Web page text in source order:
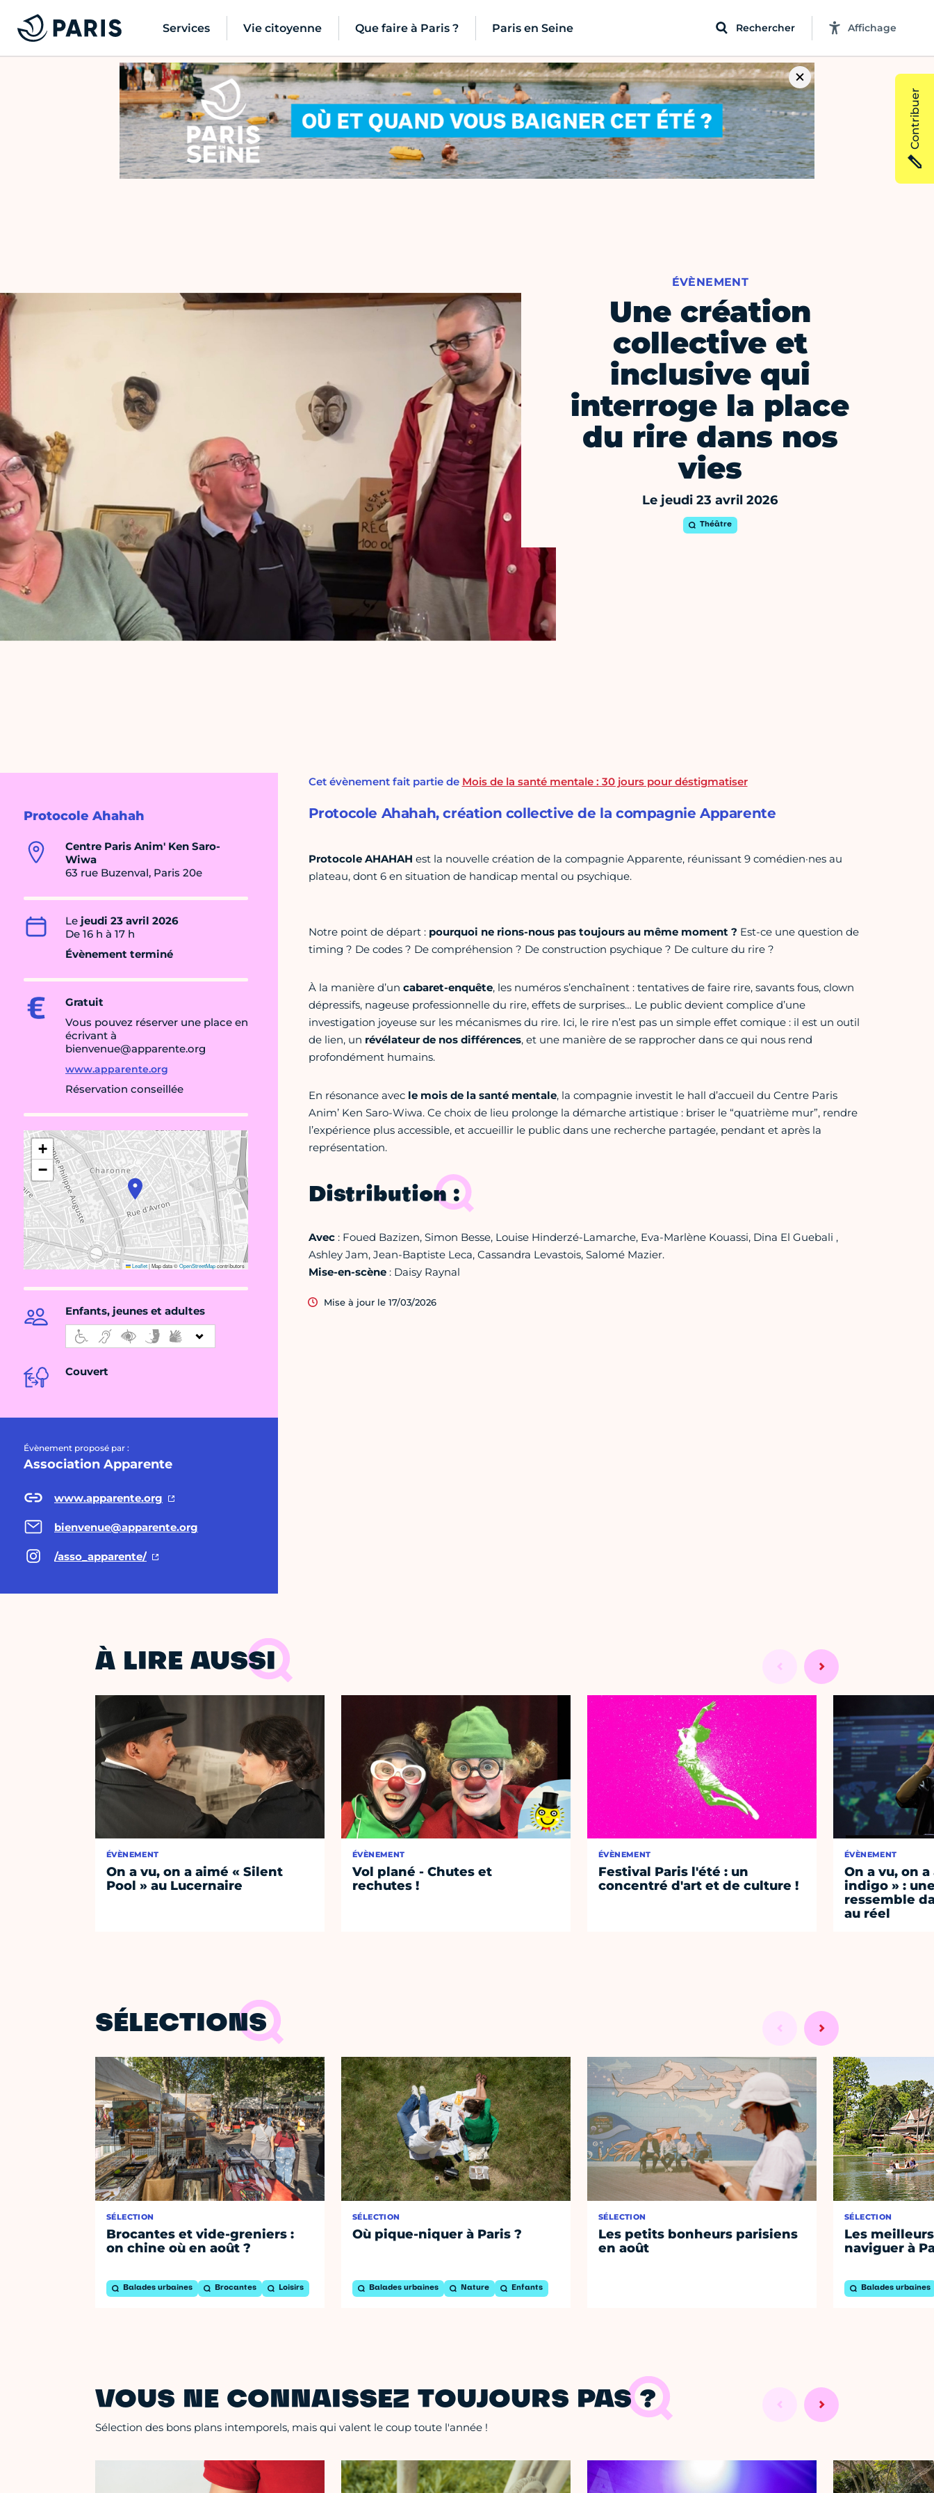
Services Vie citoyenne Que faire à Paris ? Paris en Seine Rechercher Affichage
ÉVÈNEMENT
Une création
collective et
inclusive qui
interroge la place
du rire dans nos
vies
Le jeudi 23 avril 2026
Théâtre
Protocole Ahahah
Centre Paris Anim' Ken Saro-
Wiwa
63 rue Buzenval, Paris 20e
Le jeudi 23 avril 2026
De 16 h à 17 h
Évènement terminé
Gratuit
Vous pouvez réserver une place en
écrivant à
bienvenue@apparente.org
www.apparente.org
Réservation conseillée
+
−
Leaflet|Map data ©OpenStreetMapcontributors
Enfants, jeunes et adultes
Couvert
Évènement proposé par :
Association Apparente
www.apparente.org
bienvenue@apparente.org
/asso_apparente/
Cet évènement fait partie de Mois de la santé mentale : 30 jours pour déstigmatiser
Protocole Ahahah, création collective de la compagnie Apparente
Protocole AHAHAH est la nouvelle création de la compagnie Apparente, réunissant 9 comédien·nes au
plateau, dont 6 en situation de handicap mental ou psychique.
Notre point de départ : pourquoi ne rions-nous pas toujours au même moment ? Est-ce une question de
timing ? De codes ? De compréhension ? De construction psychique ? De culture du rire ?
À la manière d’un cabaret-enquête, les numéros s’enchaînent : tentatives de faire rire, savants fous, clown
dépressifs, nageuse professionnelle du rire, effets de surprises… Le public devient complice d’une
investigation joyeuse sur les mécanismes du rire. Ici, le rire n’est pas un simple effet comique : il est un outil
de lien, un révélateur de nos différences, et une manière de se rapprocher dans ce qui nous rend
profondément humains.
En résonance avec le mois de la santé mentale, la compagnie investit le hall d’accueil du Centre Paris
Anim’ Ken Saro-Wiwa. Ce choix de lieu prolonge la démarche artistique : briser le “quatrième mur”, rendre
l’expérience plus accessible, et accueillir le public dans une recherche partagée, pendant et après la
représentation.
Distribution :
Avec : Foued Bazizen, Simon Besse, Louise Hinderzé-Lamarche, Eva-Marlène Kouassi, Dina El Guebali ,
Ashley Jam, Jean-Baptiste Leca, Cassandra Levastois, Salomé Mazier.
Mise-en-scène: Daisy Raynal
Mise à jour le 17/03/2026
À LIRE AUSSI
ÉVÈNEMENT
On a vu, on a aimé « Silent
Pool » au Lucernaire
ÉVÈNEMENT
Vol plané - Chutes et
rechutes !
ÉVÈNEMENT
Festival Paris l'été : un
concentré d'art et de culture !
ÉVÈNEMENT
On a vu, on
indigo » :
ressemble
au réel
SÉLECTIONS
SÉLECTION
Brocantes et vide-greniers :
on chine où en août ?
Balades urbaines Brocantes Loisirs
SÉLECTION
Où pique-niquer à Paris ?
Balades urbaines Nature Enfants
SÉLECTION
Les petits bonheurs parisiens
en août
SÉLECTION
Les
naviguer à
Balades urbaines
VOUS NE CONNAISSEZ TOUJOURS PAS ?
Sélection des bons plans intemporels, mais qui valent le coup toute l'année !
Contribuer